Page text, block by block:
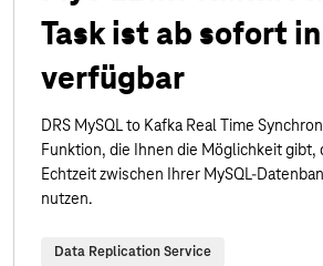
Task ist ab sofort in
verfügbar
DRS MySQL to Kafka Real Time
Funktion, die Ihnen die Möglichkeit gibt,
Echtzeit zwischen Ihrer MySQL-
nutzen.
Data Replication Service